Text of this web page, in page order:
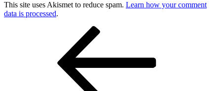
This site uses Akismet to reduce spam. Learn how your comment
data is processed.